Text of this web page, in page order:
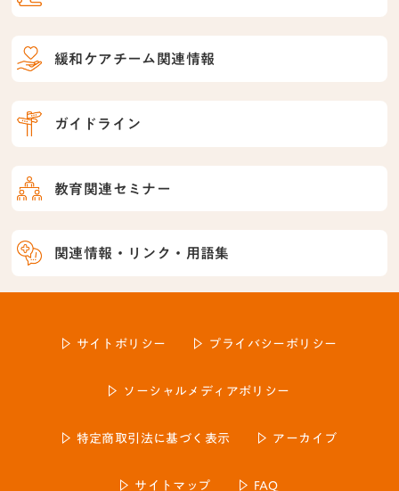
緩和ケアチーム関連情報
ガイドライン
教育関連セミナー
関連情報・リンク・用語集
サイトポリシー プライバシーポリシー
ソーシャルメディアポリシー
特定商取引法に基づく表示 アーカイブ
サイトマップ FAQ